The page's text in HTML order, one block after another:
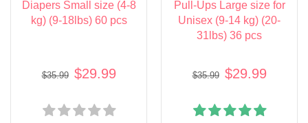
Diapers Small size (4-8
kg) (9-18lbs) 60 pcs
$35.99 $29.99
Pull-Ups Large size for
Unisex (9-14 kg) (20-
31lbs) 36 pcs
$35.99 $29.99